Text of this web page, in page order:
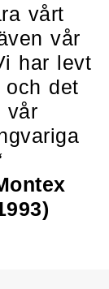
vårt
vår
har levt
det
vår